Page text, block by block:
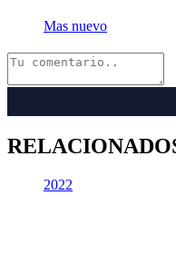
Mas nuevo
2022